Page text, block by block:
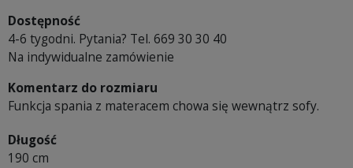
Dostępność
4-6 tygodni. Pytania? Tel. 669 30 30 40
Na indywidualne zamówienie
Komentarz do rozmiaru
Funkcja spania z materacem chowa się wewnątrz sofy.
Długość
190 cm